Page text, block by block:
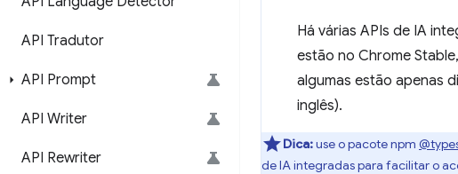
API Tradutor
API Prompt
API Writer
API Rewriter
Há várias APIs de IA
estão no Chrome
algumas estão apenas
inglês).
Dica:use o pacote npm
de IA integradas para facilitar o